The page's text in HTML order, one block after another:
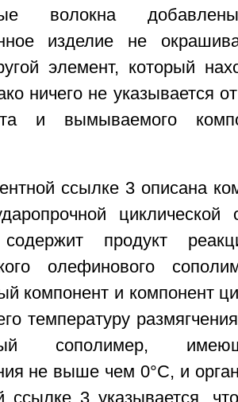
волокна
изделие не
элемент, который
ничего не указывается
и вымываемого
ссылке 3 описана
продукт
олефинового
компонент и компонент
температуру
сополимер,
не выше чем 0°С, и